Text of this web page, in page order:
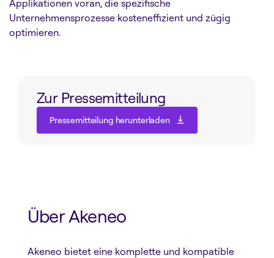
Applikationen voran, die spezifische
Unternehmensprozesse kosteneffizient und zügig
optimieren.
Zur Pressemitteilung
Pressemitteilung herunterladen
Über Akeneo
Akeneo bietet eine komplette und kompatible